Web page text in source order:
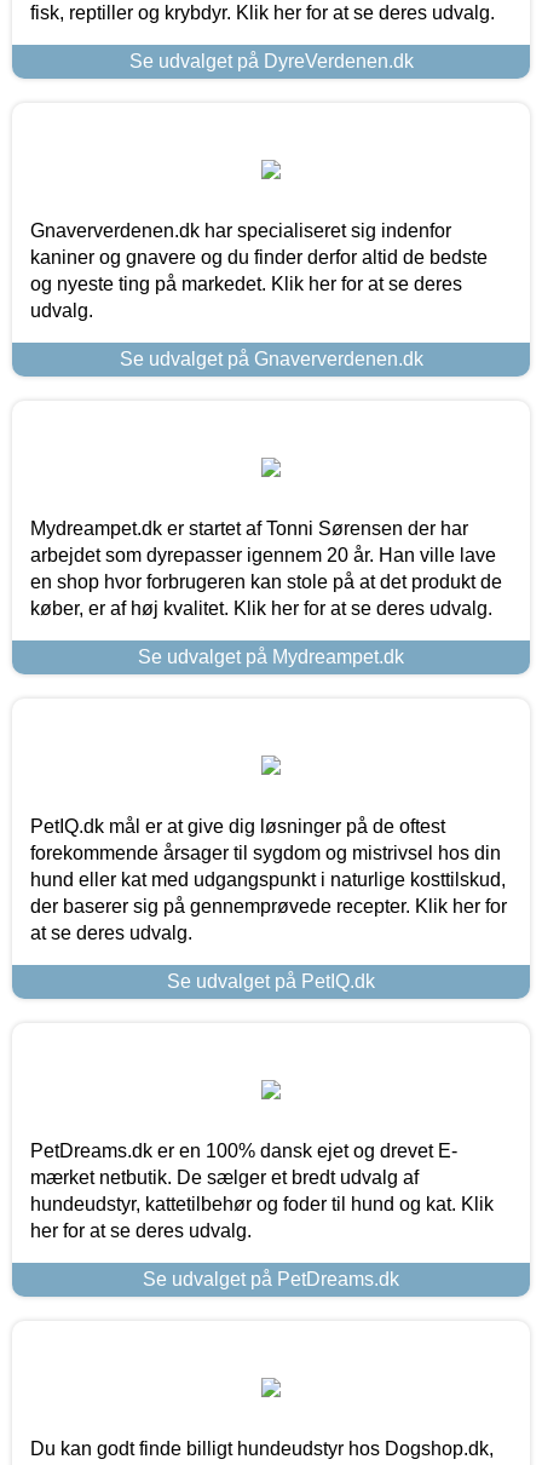
fisk, reptiller og krybdyr. Klik her for at se deres udvalg.
Se udvalget på DyreVerdenen.dk
Gnaververdenen.dk har specialiseret sig indenfor
kaniner og gnavere og du finder derfor altid de bedste
og nyeste ting på markedet. Klik her for at se deres
udvalg.
Se udvalget på Gnaververdenen.dk
Mydreampet.dk er startet af Tonni Sørensen der har
arbejdet som dyrepasser igennem 20 år. Han ville lave
en shop hvor forbrugeren kan stole på at det produkt de
køber, er af høj kvalitet. Klik her for at se deres udvalg.
Se udvalget på Mydreampet.dk
PetIQ.dk mål er at give dig løsninger på de oftest
forekommende årsager til sygdom og mistrivsel hos din
hund eller kat med udgangspunkt i naturlige kosttilskud,
der baserer sig på gennemprøvede recepter. Klik her for
at se deres udvalg.
Se udvalget på PetIQ.dk
PetDreams.dk er en 100% dansk ejet og drevet E-
mærket netbutik. De sælger et bredt udvalg af
hundeudstyr, kattetilbehør og foder til hund og kat. Klik
her for at se deres udvalg.
Se udvalget på PetDreams.dk
Du kan godt finde billigt hundeudstyr hos Dogshop.dk,